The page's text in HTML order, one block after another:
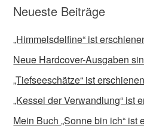
Neueste Beiträge
„Himmelsdelfine“ ist
Neue Hardcover-Ausgaben
„Tiefseeschätze“ ist erschienen
„Kessel der Verwandlung“ ist
Mein Buch „Sonne bin ich“ ist